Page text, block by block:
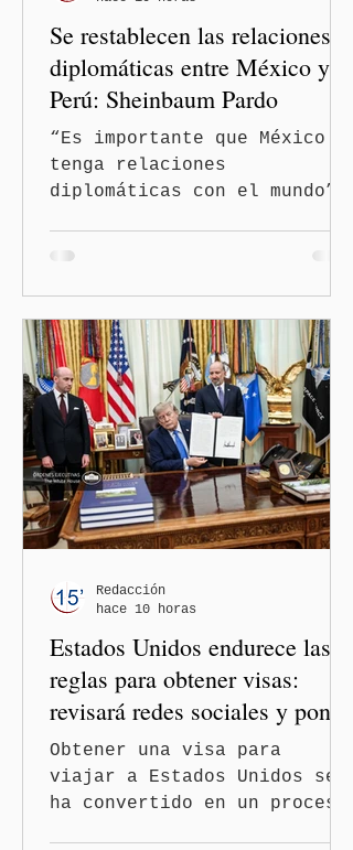
Se restablecen las relaciones
diplomáticas entre México y
Perú: Sheinbaum Pardo
“Es importante que México
tenga relaciones
diplomáticas con el mundo”,
Sheinbaum Pardo anunció el
restablecimiento de las
relaciones diplomáticas
entre los gobiernos de
México y Perú. “Es
importante que más allá de
la orientación política de
los gobiernos —porque hay
orientaciones políticas de
los gobiernos, llegan por
— es importante que México
tenga relaciones
diplomáticas con el mu
Estados Unidos endurece las
reglas para obtener visas:
revisará redes sociales y pone
freno al Turismo de
Nacimiento
Obtener una visa para
viajar a Estados Unidos se
ha convertido en un proceso
Redacción
hace 10 horas